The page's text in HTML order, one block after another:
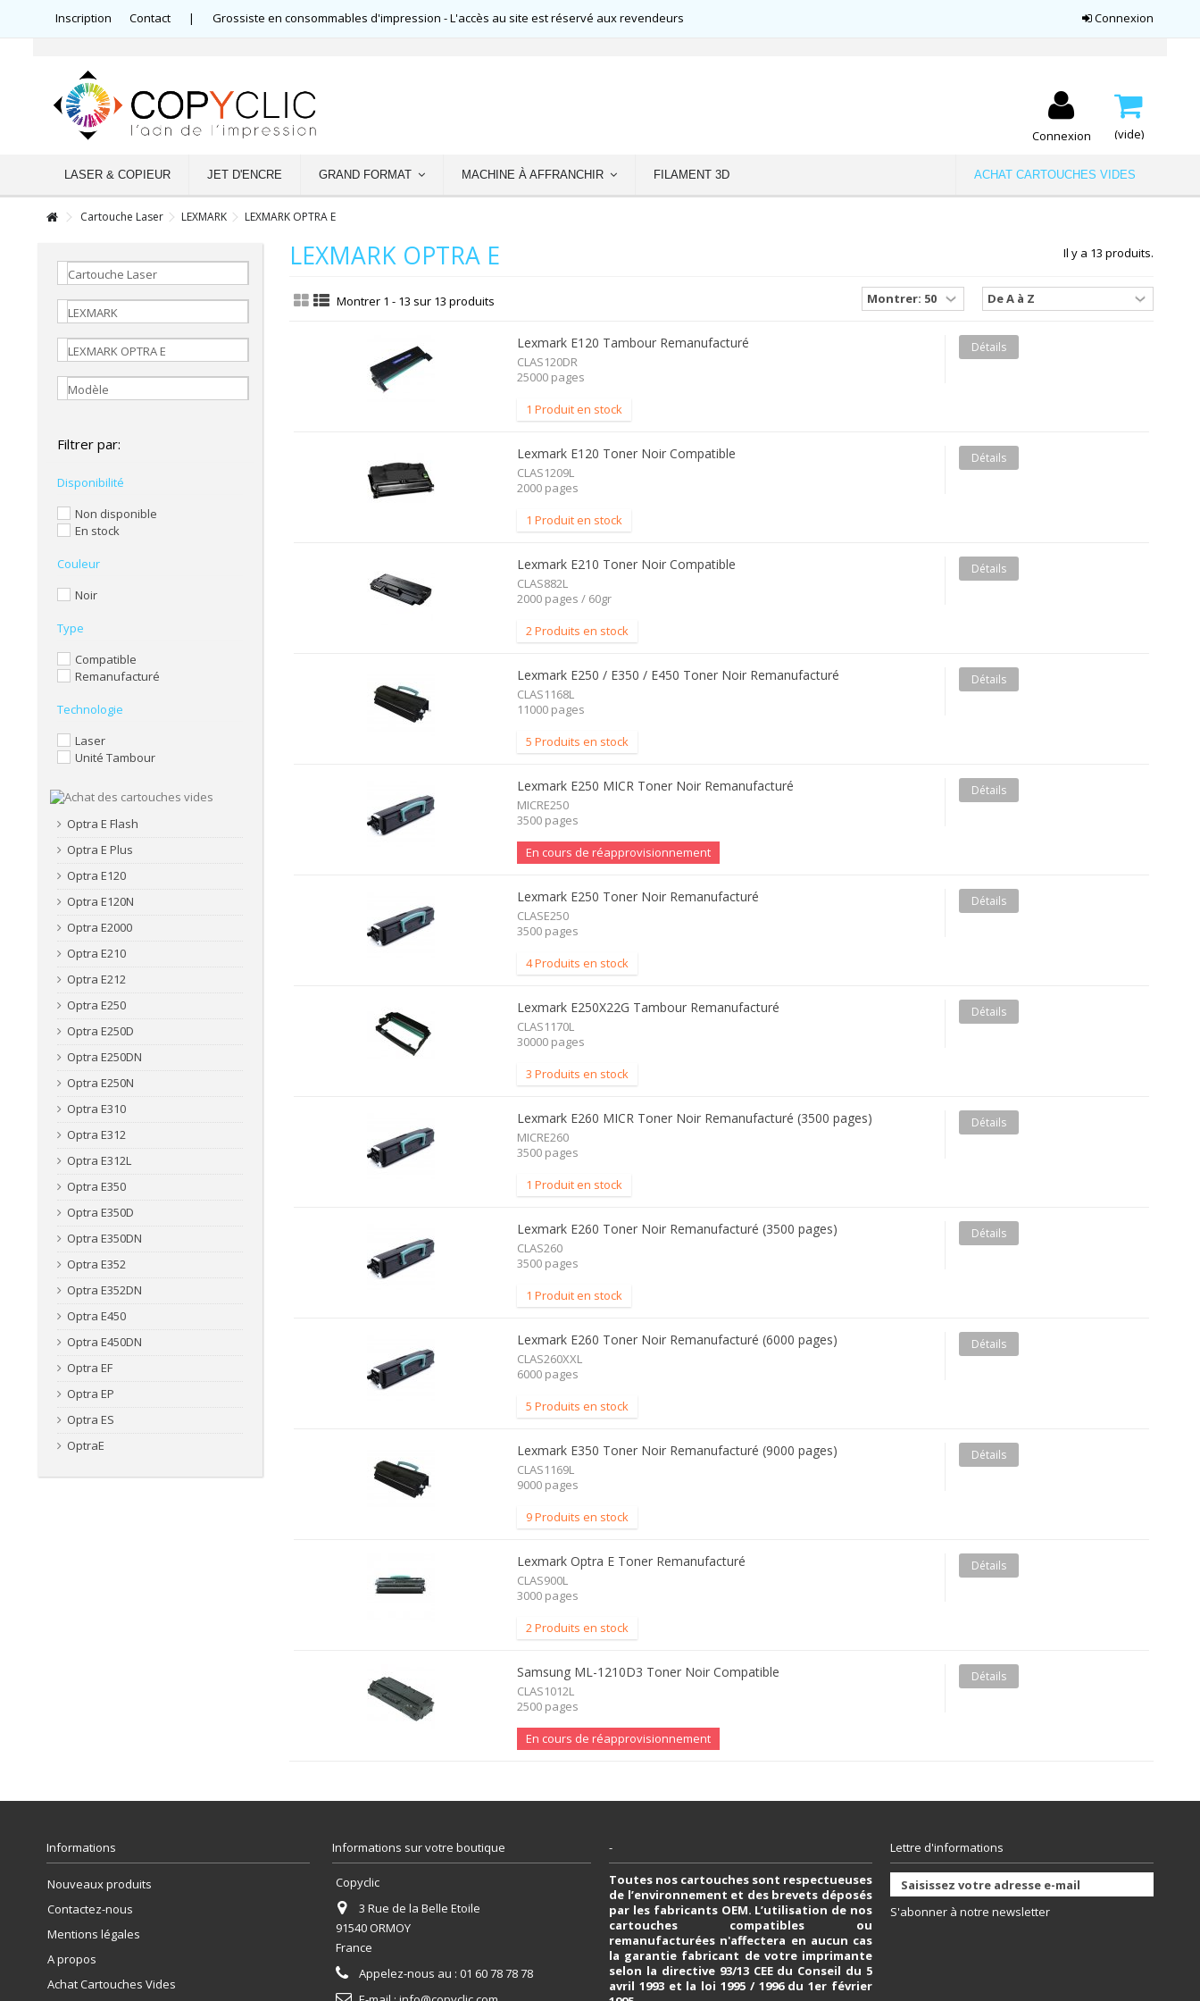
Connexion
Inscription Contact | Grossiste en consommables d'impression - L'accès au site est réservé aux revendeurs
(vide)
Connexion
LASER & COPIEUR JET D'ENCRE GRAND FORMAT MACHINE À AFFRANCHIR FILAMENT 3D ACHAT CARTOUCHES VIDES
Cartouche Laser LEXMARK LEXMARK OPTRA E
Cartouche Laser
LEXMARK
LEXMARK OPTRA E
Modèle
Filtrer par:
Disponibilité
Non disponible
En stock
Couleur
Noir
Type
Compatible
Remanufacturé
Technologie
Laser
Unité Tambour
Optra E Flash
Optra E Plus
Optra E120
Optra E120N
Optra E2000
Optra E210
Optra E212
Optra E250
Optra E250D
Optra E250DN
Optra E250N
Optra E310
Optra E312
Optra E312L
Optra E350
Optra E350D
Optra E350DN
Optra E352
Optra E352DN
Optra E450
Optra E450DN
Optra EF
Optra EP
Optra ES
OptraE
LEXMARK OPTRA E Il y a 13 produits.
Montrer 1 - 13 sur 13 produits
Lexmark E120 Tambour Remanufacturé
CLAS120DR
25000 pages
1 Produit en stock
Détails
Lexmark E120 Toner Noir Compatible
CLAS1209L
2000 pages
1 Produit en stock
Détails
Lexmark E210 Toner Noir Compatible
CLAS882L
2000 pages / 60gr
2 Produits en stock
Détails
Lexmark E250 / E350 / E450 Toner Noir Remanufacturé
CLAS1168L
11000 pages
5 Produits en stock
Détails
Lexmark E250 MICR Toner Noir Remanufacturé
MICRE250
3500 pages
En cours de réapprovisionnement
Détails
Lexmark E250 Toner Noir Remanufacturé
CLASE250
3500 pages
4 Produits en stock
Détails
Lexmark E250X22G Tambour Remanufacturé
CLAS1170L
30000 pages
3 Produits en stock
Détails
Lexmark E260 MICR Toner Noir Remanufacturé (3500 pages)
MICRE260
3500 pages
1 Produit en stock
Détails
Lexmark E260 Toner Noir Remanufacturé (3500 pages)
CLAS260
3500 pages
1 Produit en stock
Détails
Lexmark E260 Toner Noir Remanufacturé (6000 pages)
CLAS260XXL
6000 pages
5 Produits en stock
Détails
Lexmark E350 Toner Noir Remanufacturé (9000 pages)
CLAS1169L
9000 pages
9 Produits en stock
Détails
Lexmark Optra E Toner Remanufacturé
CLAS900L
3000 pages
2 Produits en stock
Détails
Samsung ML-1210D3 Toner Noir Compatible
CLAS1012L
2500 pages
En cours de réapprovisionnement
Détails
Informations
Nouveaux produits
Contactez-nous
Mentions légales
A propos
Achat Cartouches Vides
Informations sur votre boutique
Copyclic
3 Rue de la Belle Etoile
91540 ORMOY
France
Appelez-nous au : 01 60 78 78 78
Lettre d'informations
S'abonner à notre newsletter
-
Toutes nos cartouches sont respectueuses
de l’environnement et des brevets déposés
par les fabricants OEM. L’utilisation de nos
cartouches compatibles ou
remanufacturées n'affectera en aucun cas
la garantie fabricant de votre imprimante
selon la directive 93/13 CEE du Conseil du 5
avril 1993 et la loi 1995 / 1996 du 1er février